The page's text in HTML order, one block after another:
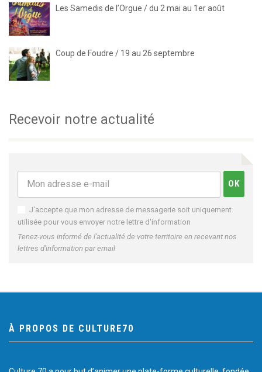
Les Samedis de l’Orgue / du 2 mai au 1er août
Coup de Foudre / 19 au 26 septembre
Recevoir notre actualité
J'accepte que mon adresse de messagerie soit uniquement
utilisée pour vous envoyer notre lettre d'information
Tenez-vous informé de l'actualité de votre territoire en recevant nos
lettres d'information par email
À PROPOS DE CULTURE70